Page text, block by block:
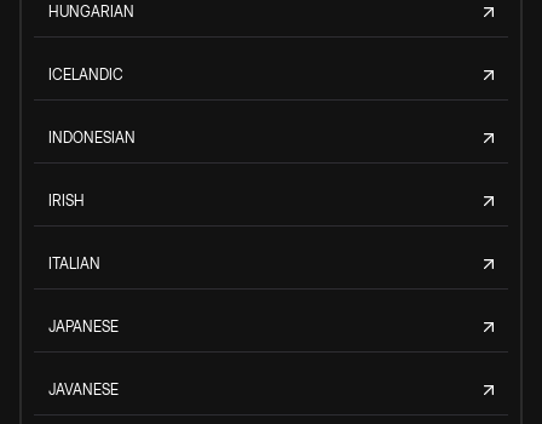
HUNGARIAN
ICELANDIC
INDONESIAN
IRISH
ITALIAN
JAPANESE
JAVANESE